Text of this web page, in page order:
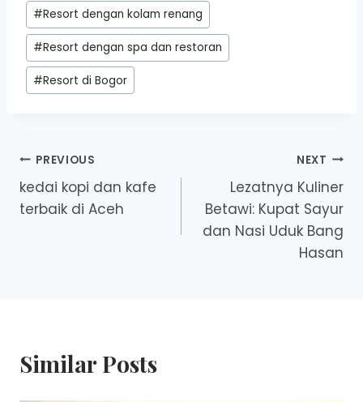
#Resort dengan kolam renang
#Resort dengan spa dan restoran
#Resort di Bogor
Post
navigation
PREVIOUS
kedai kopi dan kafe
terbaik di Aceh
NEXT
Lezatnya Kuliner
Betawi: Kupat Sayur
dan Nasi Uduk Bang
Hasan
Similar Posts